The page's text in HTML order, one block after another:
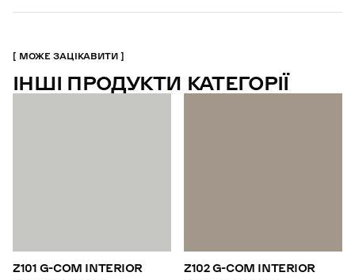
МОЖЕ ЗАЦІКАВИТИ
ІНШІ ПРОДУКТИ КАТЕГОРІЇ
Z101 G-COM INTERIOR Z102 G-COM INTERIOR